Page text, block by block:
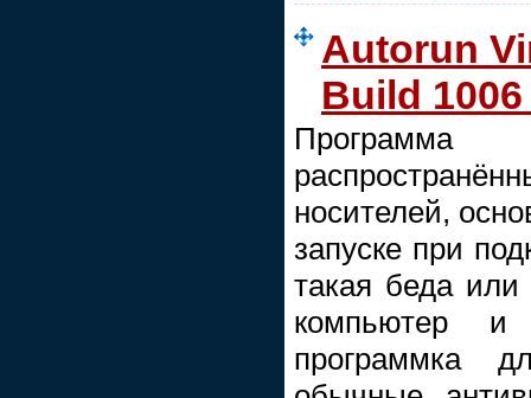
Autorun
Build
Программа
носителей,
запуске при
такая беда
компьютер
программка